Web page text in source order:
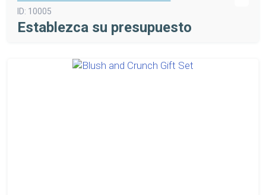
ID: 10005
Establezca su presupuesto